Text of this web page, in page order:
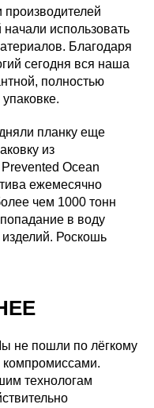
использовать
Благодаря
сегодня вся наша
полностью
планку еще
из
Ocean
ежемесячно
чем 1000 тонн
в воду
Роскошь
не пошли по лёгкому
технологам